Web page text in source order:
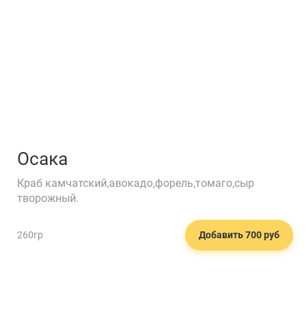
Осака
Краб камчатский,авокадо,форель,томаго,сыр
творожный.
260гр Добавить 700 руб